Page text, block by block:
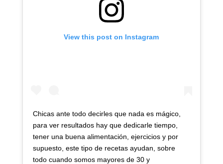
View this post on Instagram
Chicas ante todo decirles que nada es mágico,
para ver resultados hay que dedicarle tiempo,
tener una buena alimentación, ejercicios y por
supuesto, este tipo de recetas ayudan, sobre
todo cuando somos mayores de 30 y